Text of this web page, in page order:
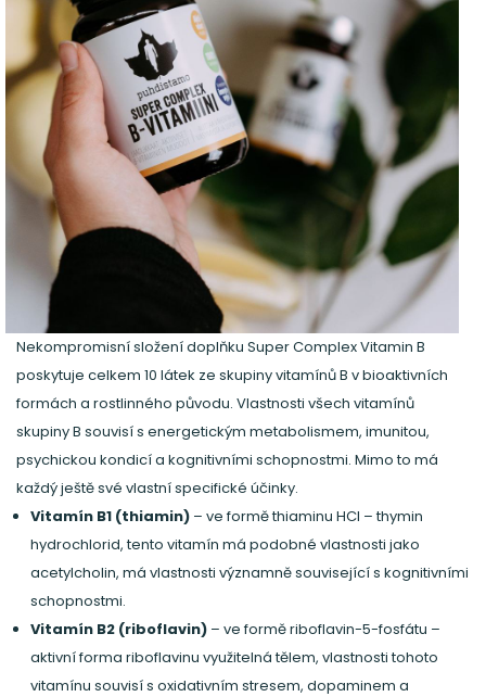
Nekompromisní složení doplňku Super Complex Vitamin B
poskytuje celkem 10 látek ze skupiny vitamínů B v bioaktivních
formách a rostlinného původu. Vlastnosti všech vitamínů
skupiny B souvisí s energetickým metabolismem, imunitou,
psychickou kondicí a kognitivními schopnostmi. Mimo to má
každý ještě své vlastní specifické účinky.
Vitamín B1 (thiamin) – ve formě thiaminu HCl – thymin
hydrochlorid, tento vitamín má podobné vlastnosti jako
acetylcholin, má vlastnosti významně související s kognitivními
schopnostmi.
Vitamín B2 (riboflavin) – ve formě riboflavin-5-fosfátu –
aktivní forma riboflavinu využitelná tělem, vlastnosti tohoto
vitamínu souvisí s oxidativním stresem, dopaminem a